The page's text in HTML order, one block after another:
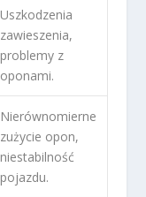
Uszkodzenia
zawieszenia,
problemy z
oponami.
Nierównomierne
zużycie opon,
niestabilność
pojazdu.